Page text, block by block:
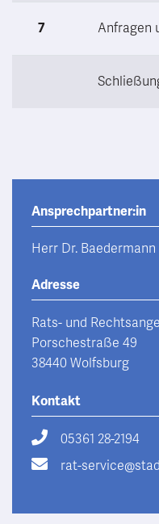
7 Anfragen
Ansprechpartner:in
Herr Dr. Baedermann
Adresse
Rats- und
Porschestraße 49
38440 Wolfsburg
Kontakt
05361 28-2194
rat-